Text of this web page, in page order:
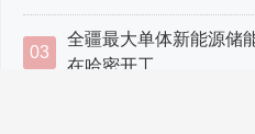
03
全疆最大单体新能源储
在哈密开工